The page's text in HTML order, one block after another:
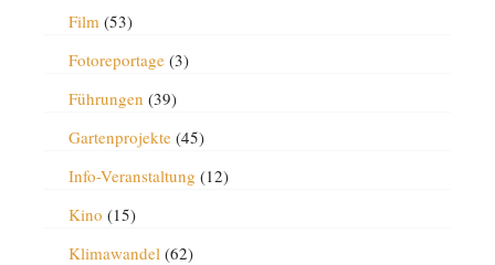
Film(53)
Fotoreportage(3)
Führungen (39)
Gartenprojekte(45)
Info-Veranstaltung (12)
Kino (15)
Klimawandel(62)